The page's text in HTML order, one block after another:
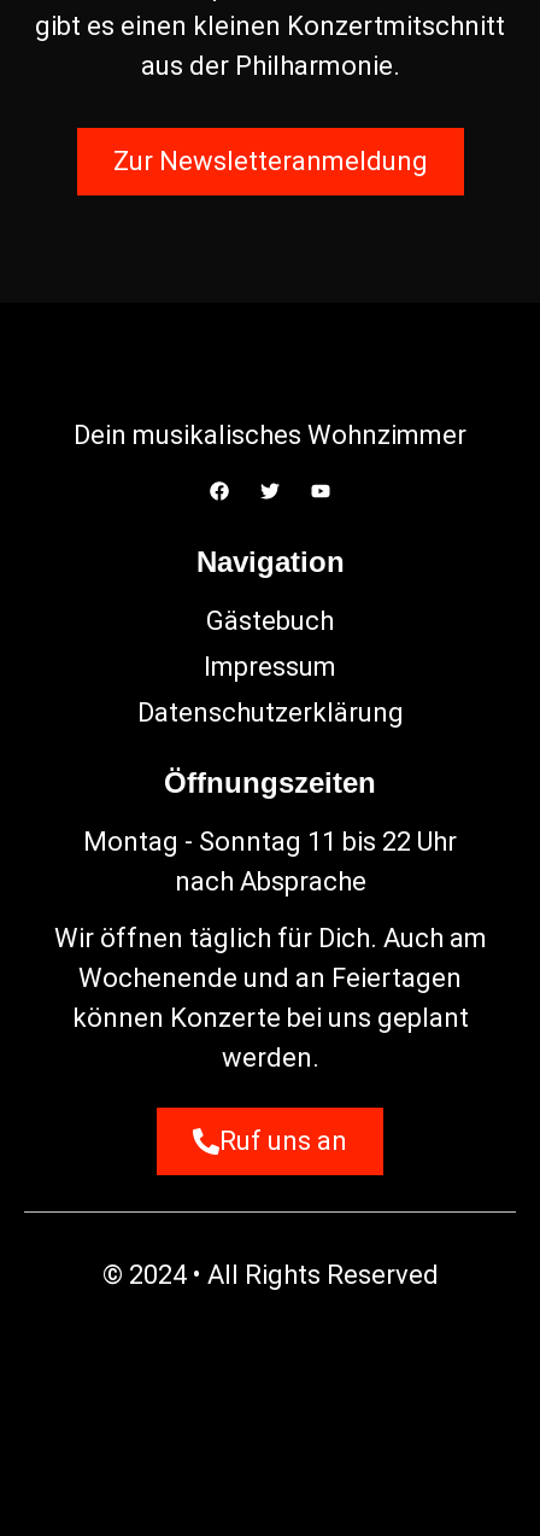
gibt es einen kleinen Konzertmitschnitt
aus der Philharmonie.
Zur Newsletteranmeldung
Dein musikalisches Wohnzimmer
Navigation
Gästebuch
Impressum
Datenschutzerklärung
Öffnungszeiten
Montag - Sonntag 11 bis 22 Uhr
nach Absprache
Wir öffnen täglich für Dich. Auch am
Wochenende und an Feiertagen
können Konzerte bei uns geplant
werden.
Ruf uns an
© 2024 • All Rights Reserved